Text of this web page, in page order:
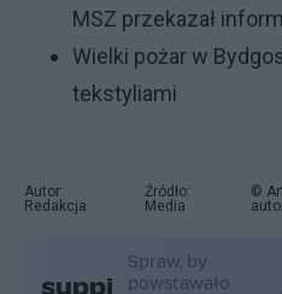
MSZ przekazał
Wielki pożar w
tekstyliami
Autor:
Redakcja
Źródło:
Media
©